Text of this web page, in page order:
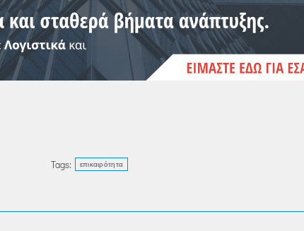
Tags: επικαιρότητα